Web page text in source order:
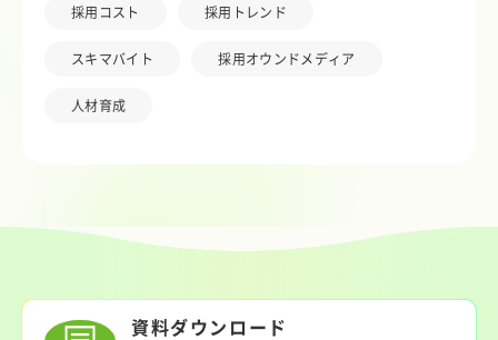
採用コスト 採用トレンド
スキマバイト 採用オウンドメディア
人材育成
資料ダウンロード